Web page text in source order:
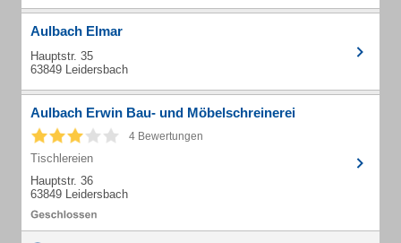
Aulbach Elmar
Hauptstr. 35
63849 Leidersbach
Aulbach Erwin Bau- und Möbelschreinerei
4 Bewertungen
Tischlereien
Hauptstr. 36
63849 Leidersbach